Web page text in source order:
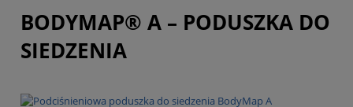
BODYMAP® A – PODUSZKA DO
SIEDZENIA